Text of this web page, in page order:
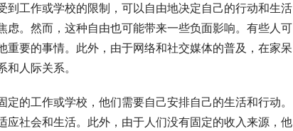
工作或学校的限制，可以自由地决定自己的行动和生活
。然而，这种自由也可能带来一些负面影响。有些人可
要的事情。此外，由于网络和社交媒体的普及，在家呆
人际关系。
的工作或学校，他们需要自己安排自己的生活和行动。
社会和生活。此外，由于人们没有固定的收入来源，他